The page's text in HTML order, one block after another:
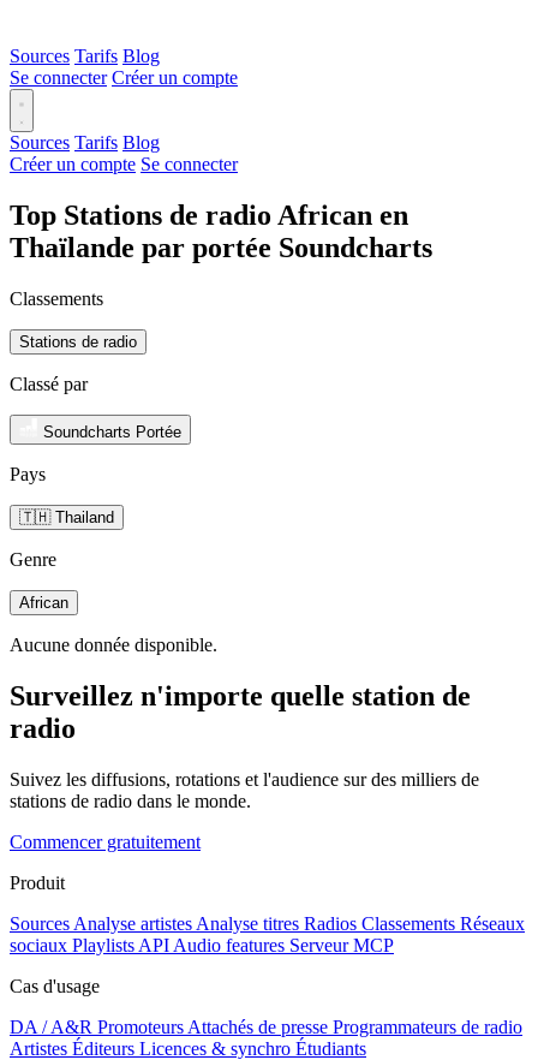
Sources Tarifs Blog
Se connecter Créer un compte
Sources Tarifs Blog
Créer un compte Se connecter
Top Stations de radio African en
Thaïlande par portée Soundcharts
Classements
Stations de radio
Classé par
Soundcharts Portée
Pays
🇹🇭 Thailand
Genre
African
Aucune donnée disponible.
Surveillez n'importe quelle station de
radio
Suivez les diffusions, rotations et l'audience sur des milliers de
stations de radio dans le monde.
Commencer gratuitement
Produit
Sources Analyse artistes Analyse titres Radios Classements Réseaux
sociaux Playlists API Audio features Serveur MCP
Cas d'usage
DA / A&R Promoteurs Attachés de presse Programmateurs de radio
Artistes Éditeurs Licences & synchro Étudiants